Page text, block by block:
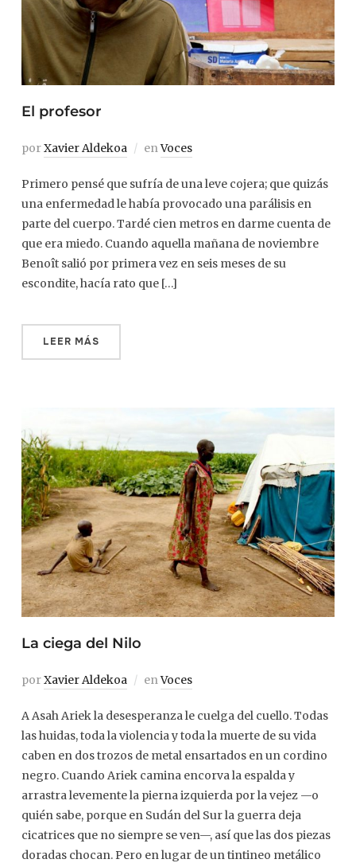
El profesor
porXavier Aldekoa enVoces
Primero pensé que sufría de una leve cojera; que quizás
una enfermedad le había provocado una parálisis en
parte del cuerpo. Tardé cien metros en darme cuenta de
que era miedo. Cuando aquella mañana de noviembre
Benoît salió por primera vez en seis meses de su
escondite, hacía rato que […]
LEER MÁS
La ciega del Nilo
porXavier Aldekoa enVoces
A Asah Ariek la desesperanza le cuelga del cuello. Todas
las huidas, toda la violencia y toda la muerte de su vida
caben en dos trozos de metal ensartados en un cordino
negro. Cuando Ariek camina encorva la espalda y
arrastra levemente la pierna izquierda por la vejez —o
quién sabe, porque en Sudán del Sur la guerra deja
cicatrices que no siempre se ven—, así que las dos piezas
doradas chocan. Pero en lugar de un tintineo metálico